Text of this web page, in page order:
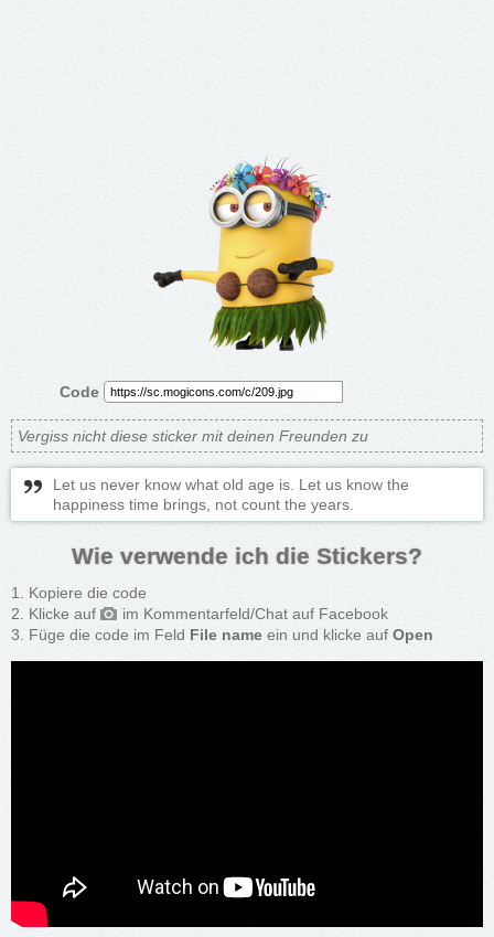
Code
Vergiss nicht diese sticker mit deinen Freunden zu
Let us never know what old age is. Let us know the
happiness time brings, not count the years.
Wie verwende ich die Stickers?
Kopiere die code
Klicke auf
im Kommentarfeld/Chat auf Facebook
Füge die code im Feld File name ein und klicke auf Open